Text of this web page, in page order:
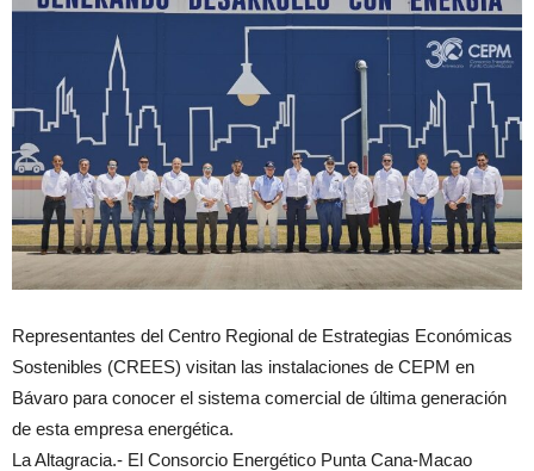
Representantes del Centro Regional de Estrategias Económicas
Sostenibles (CREES) visitan las instalaciones de CEPM en
Bávaro para conocer el sistema comercial de última generación
de esta empresa energética.
La Altagracia.- El Consorcio Energético Punta Cana-Macao